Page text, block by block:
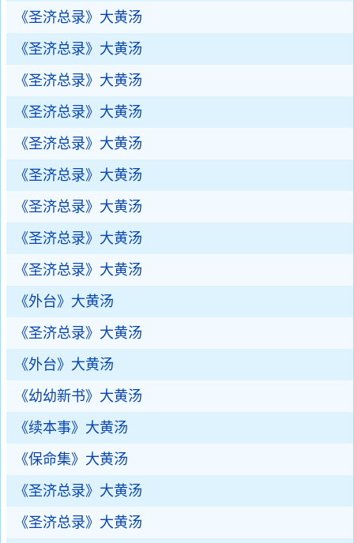
《圣济总录》大黄汤
《圣济总录》大黄汤
《圣济总录》大黄汤
《圣济总录》大黄汤
《圣济总录》大黄汤
《圣济总录》大黄汤
《圣济总录》大黄汤
《圣济总录》大黄汤
《圣济总录》大黄汤
《外台》大黄汤
《圣济总录》大黄汤
《外台》大黄汤
《幼幼新书》大黄汤
《续本事》大黄汤
《保命集》大黄汤
《圣济总录》大黄汤
《圣济总录》大黄汤